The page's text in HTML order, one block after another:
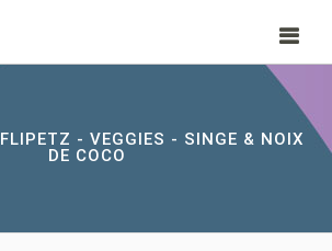
FLIPETZ - VEGGIES - SINGE & NOIX
DE COCO